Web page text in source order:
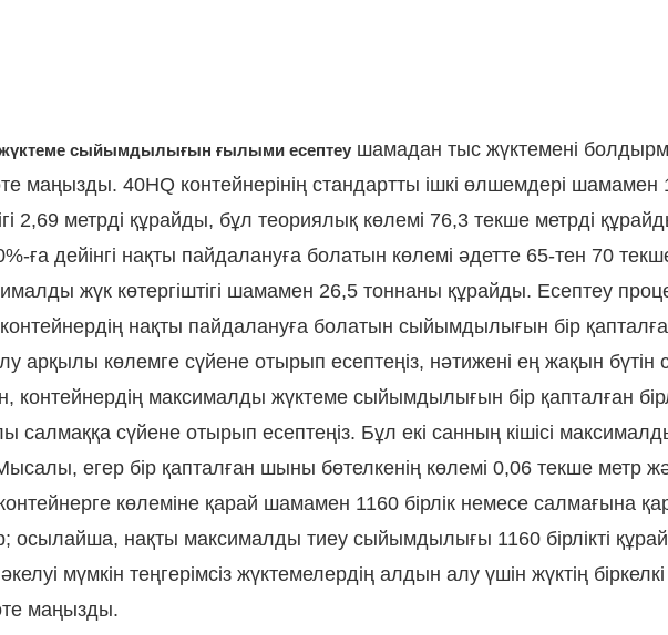
жүктеме сыйымдылығын ғылыми есептеушамадан тыс жүктемені
маңызды. 40HQ контейнерінің стандартты ішкі өлшемдері шамамен
2,69 метрді құрайды, бұл теориялық көлемі 76,3 текше метрді
ға дейінгі нақты пайдалануға болатын көлемі әдетте 65-тен 70
жүк көтергіштігі шамамен 26,5 тоннаны құрайды. Есептеу
нақты пайдалануға болатын сыйымдылығын бір
арқылы көлемге сүйене отырып есептеңіз, нәтижені ең жақын бүтін
контейнердің максималды жүктеме сыйымдылығын бір қапталған
сүйене отырып есептеңіз. Бұл екі санның кішісі
егер бір қапталған шыны бөтелкенің көлемі 0,06 текше метр
көлеміне қарай шамамен 1160 бірлік немесе салмағына
осылайша, нақты максималды тиеу сыйымдылығы 1160 бірлікті
мүмкін теңгерімсіз жүктемелердің алдын алу үшін жүктің біркелкі
маңызды.